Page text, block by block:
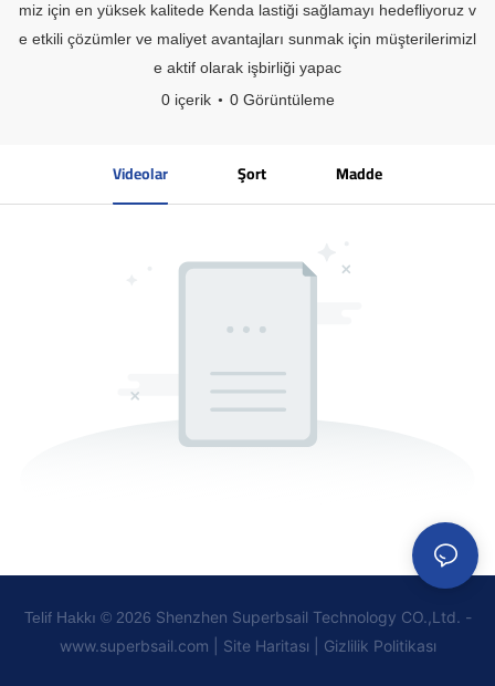
miz için en yüksek kalitede Kenda lastiği sağlamayı hedefliyoruz v
e etkili çözümler ve maliyet avantajları sunmak için müşterilerimizl
e aktif olarak işbirliği yapac
0 içerik
0 Görüntüleme
Videolar Şort Madde
Telif Hakkı © 2026 Shenzhen Superbsail Technology CO.,Ltd. -
www.superbsail.com
Site Haritası Gizlilik Politikası